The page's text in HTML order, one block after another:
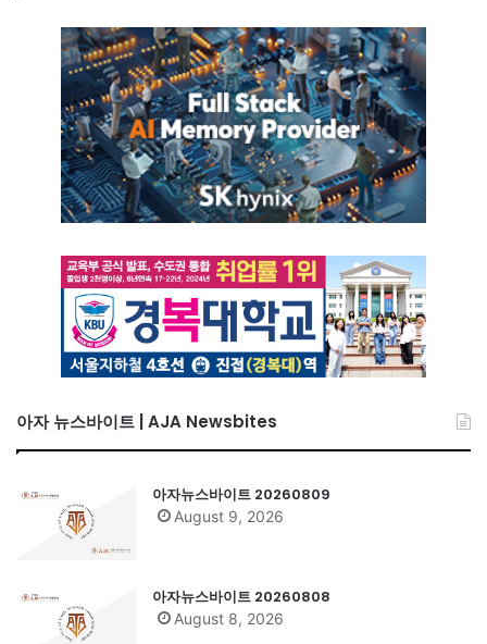
아자 뉴스바이트 | AJA Newsbites
아자뉴스바이트 20260809
August 9, 2026
아자뉴스바이트 20260808
August 8, 2026